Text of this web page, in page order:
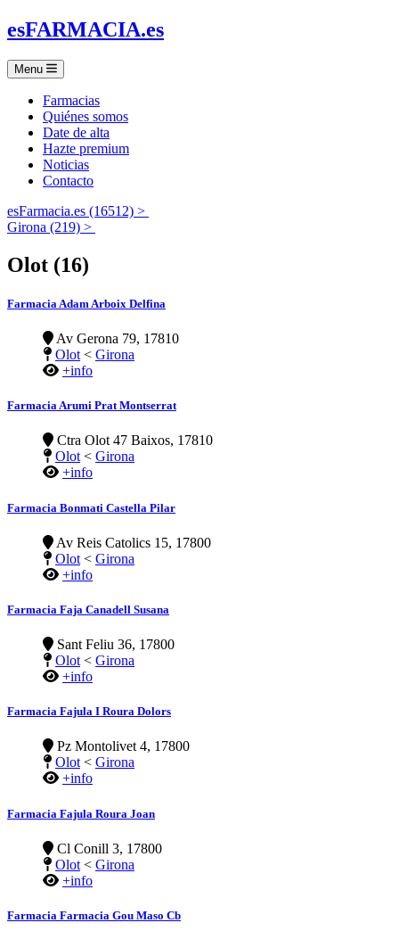
esFARMACIA.es
Menu
Farmacias
Quiénes somos
Date de alta
Hazte premium
Noticias
Contacto
esFarmacia.es (16512) >
Girona (219) >
Olot (16)
Farmacia Adam Arboix Delfina
Av Gerona 79, 17810
Olot < Girona
+info
Farmacia Arumi Prat Montserrat
Ctra Olot 47 Baixos, 17810
Olot< Girona
+info
Farmacia Bonmati Castella Pilar
Av Reis Catolics 15, 17800
Olot < Girona
+info
Farmacia Faja Canadell Susana
Sant Feliu 36, 17800
Olot < Girona
+info
Farmacia Fajula I Roura Dolors
Pz Montolivet 4, 17800
Olot< Girona
+info
Farmacia Fajula Roura Joan
Cl Conill 3, 17800
Olot < Girona
+info
Farmacia Farmacia Gou Maso Cb